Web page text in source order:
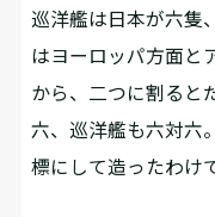
巡洋艦は日本が六隻
はヨーロッパ方面と
から、二つに割ると
六、巡洋艦も六対六
標にして造ったわけ